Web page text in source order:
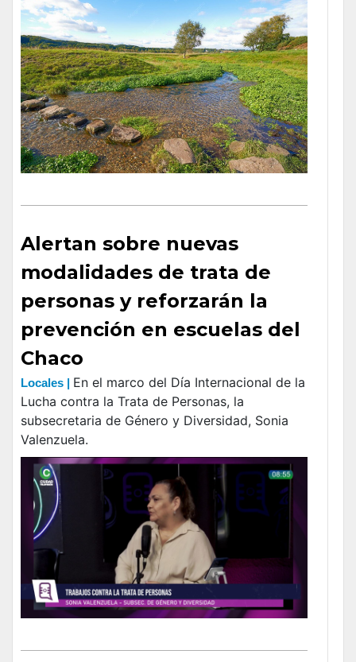
Alertan sobre nuevas
modalidades de trata de
personas y reforzarán la
prevención en escuelas del
Chaco
Locales | En el marco del Día Internacional de la
Lucha contra la Trata de Personas, la
subsecretaria de Género y Diversidad, Sonia
Valenzuela.